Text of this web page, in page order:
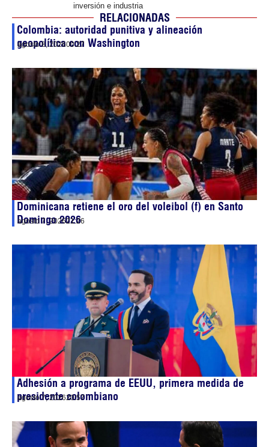
inversión e industria
RELACIONADAS
Colombia: autoridad punitiva y alineación
geopolítica con Washington
agosto 8, 202600:27
Dominicana retiene el oro del voleibol (f) en Santo
Domingo 2026
agosto 7, 202621:26
Adhesión a programa de EEUU, primera medida de
presidente colombiano
agosto 7, 202620:57